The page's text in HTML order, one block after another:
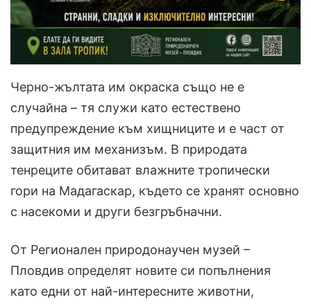
Черно-жълтата им окраска също не е
случайна – тя служи като естествено
предупреждение към хищниците и е част от
защитния им механизъм. В природата
тенреците обитават влажните тропически
гори на Мадагаскар, където се хранят основно
с насекоми и други безгръбначни.
От Регионален природонаучен музей –
Пловдив определят новите си попълнения
като едни от най-интересните животни,